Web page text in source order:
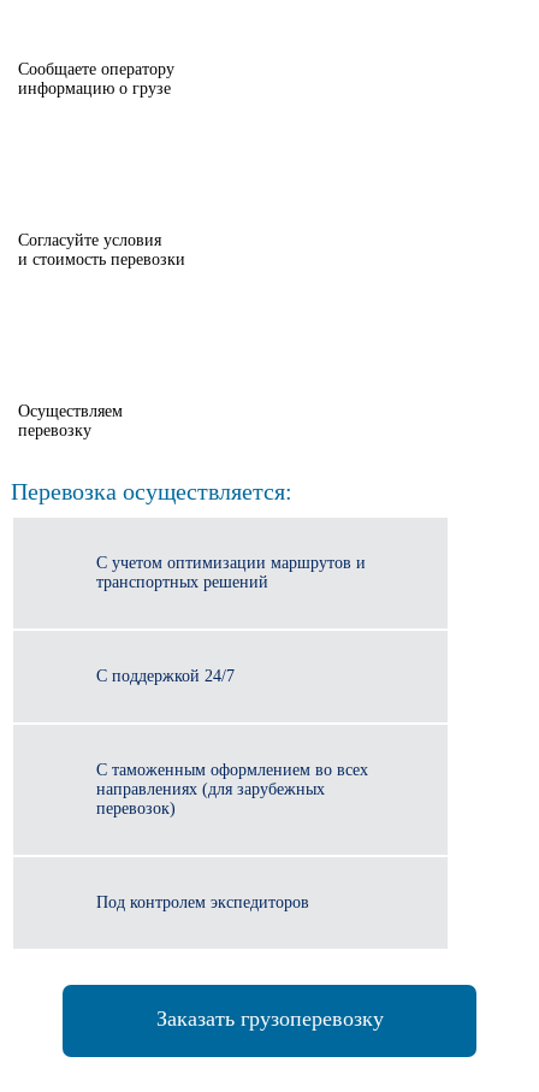
Сообщаете оператору
информацию о грузе
Согласуйте условия
и стоимость перевозки
Осуществляем
перевозку
Перевозка осуществляется:
С учетом оптимизации маршрутов и
транспортных решений
С поддержкой 24/7
С таможенным оформлением во всех
направлениях (для зарубежных
перевозок)
Под контролем экспедиторов
Заказать грузоперевозку